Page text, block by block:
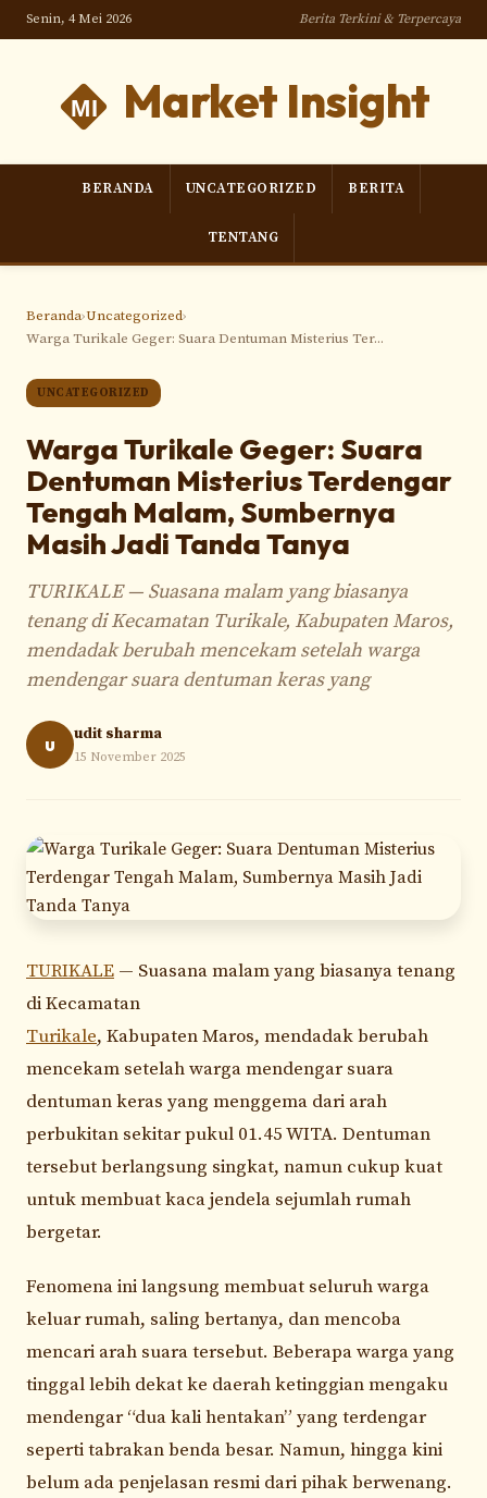
Senin, 4 Mei 2026 Berita Terkini & Terpercaya
Market Insight
BERANDA UNCATEGORIZED BERITA
TENTANG
Beranda›Uncategorized›
Warga Turikale Geger: Suara Dentuman Misterius Ter...
UNCATEGORIZED
Warga Turikale Geger: Suara
Dentuman Misterius Terdengar
Tengah Malam, Sumbernya
Masih Jadi Tanda Tanya
TURIKALE — Suasana malam yang biasanya
tenang di Kecamatan Turikale, Kabupaten Maros,
mendadak berubah mencekam setelah warga
mendengar suara dentuman keras yang
u udit sharma
15 November 2025
TURIKALE — Suasana malam yang biasanya tenang
di Kecamatan
Turikale, Kabupaten Maros, mendadak berubah
mencekam setelah warga mendengar suara
dentuman keras yang menggema dari arah
perbukitan sekitar pukul 01.45 WITA. Dentuman
tersebut berlangsung singkat, namun cukup kuat
untuk membuat kaca jendela sejumlah rumah
bergetar.
Fenomena ini langsung membuat seluruh warga
keluar rumah, saling bertanya, dan mencoba
mencari arah suara tersebut. Beberapa warga yang
tinggal lebih dekat ke daerah ketinggian mengaku
mendengar “dua kali hentakan” yang terdengar
seperti tabrakan benda besar. Namun, hingga kini
belum ada penjelasan resmi dari pihak berwenang.